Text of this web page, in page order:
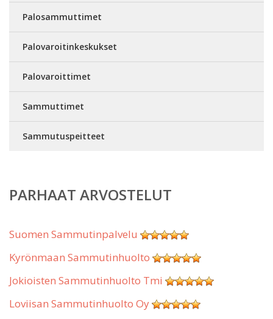
Palosammuttimet
Palovaroitinkeskukset
Palovaroittimet
Sammuttimet
Sammutuspeitteet
PARHAAT ARVOSTELUT
Suomen Sammutinpalvelu
Kyrönmaan Sammutinhuolto
Jokioisten Sammutinhuolto Tmi
Loviisan Sammutinhuolto Oy